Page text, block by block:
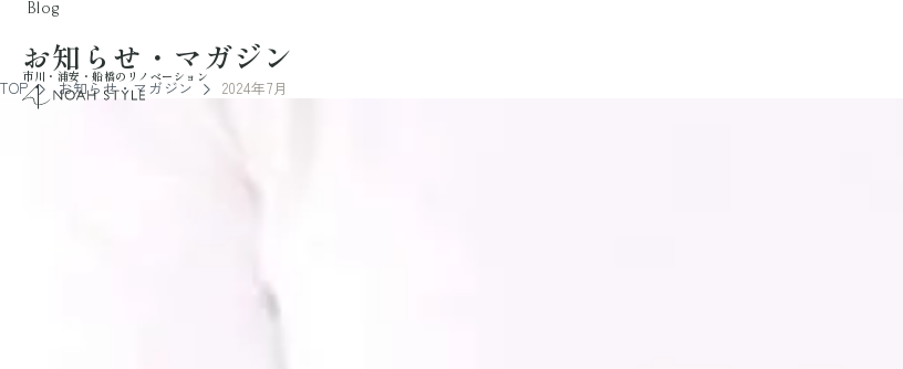
市川・浦安・船橋のリノベーション
noah style
Blog
お知らせ・マガジン
TOP お知らせ・マガジン 2024年7月